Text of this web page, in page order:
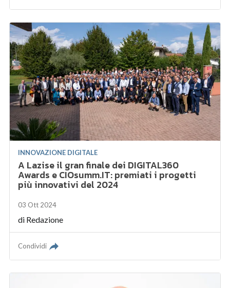
INNOVAZIONE DIGITALE
A Lazise il gran finale dei DIGITAL360
Awards e CIOsumm.IT: premiati i progetti
più innovativi del 2024
03 Ott 2024
di Redazione
Condividi